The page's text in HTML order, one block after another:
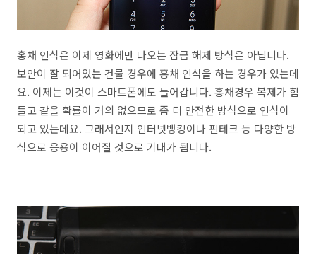
홍채 인식은 이제 영화에만 나오는 잠금 해제 방식은 아닙니다.
보안이 잘 되어있는 건물 경우에 홍채 인식을 하는 경우가 있는데
요. 이제는 이것이 스마트폰에도 들어갑니다. 홍채경우 복제가 힘
들고 같을 확률이 거의 없으므로 좀 더 안전한 방식으로 인식이
되고 있는데요. 그래서인지 인터넷뱅킹이나 핀테크 등 다양한 방
식으로 응용이 이어질 것으로 기대가 됩니다.